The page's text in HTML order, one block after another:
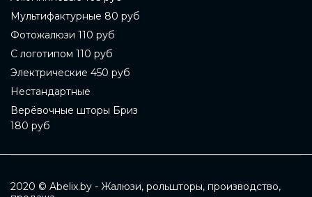
Мультифактурные 80 руб
Фотожалюзи 110 руб
С логотипом 110 руб
Электрические 450 руб
Нестандартные
Верёвочные шторы Бриз
180 руб
2020 © Abelix.by - Жалюзи, рольшторы, производство,